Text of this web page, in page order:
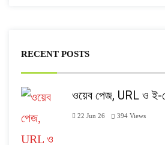
RECENT POSTS
ওয়েব পেজ, URL ও ই-
22 Jun 26 394 Views